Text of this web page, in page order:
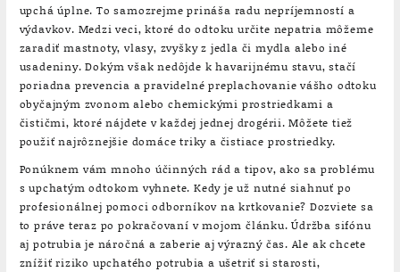
upchá úplne. To samozrejme prináša radu nepríjemností a
výdavkov. Medzi veci, ktoré do odtoku určite nepatria môžeme
zaradiť mastnoty, vlasy, zvyšky z jedla či mydla alebo iné
usadeniny. Dokým však nedôjde k havarijnému stavu, stačí
poriadna prevencia a pravidelné preplachovanie vášho odtoku
obyčajným zvonom alebo chemickými prostriedkami a
čističmi, ktoré nájdete v každej jednej drogérii. Môžete tiež
použiť najrôznejšie domáce triky a čistiace prostriedky.
Ponúknem vám mnoho účinných rád a tipov, ako sa problému
s upchatým odtokom vyhnete. Kedy je už nutné siahnuť po
profesionálnej pomoci odborníkov na krtkovanie? Dozviete sa
to práve teraz po pokračovaní v mojom článku. Údržba sifónu
aj potrubia je náročná a zaberie aj výrazný čas. Ale ak chcete
znížiť riziko upchatého potrubia a ušetriť si starosti,